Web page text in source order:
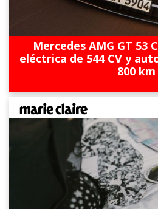
Mercedes AMG GT 53
eléctrica de 544 CV y
800 km